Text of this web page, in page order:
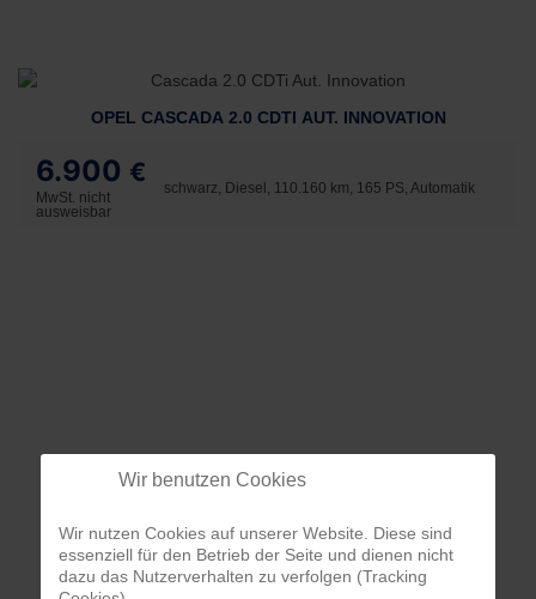
OPEL CASCADA 2.0 CDTI AUT. INNOVATION
6.900 €
MwSt. nicht
ausweisbar
schwarz, Diesel, 110.160 km, 165 PS, Automatik
Wir benutzen Cookies
Wir nutzen Cookies auf unserer Website. Diese sind
essenziell für den Betrieb der Seite und dienen nicht
dazu das Nutzerverhalten zu verfolgen (Tracking